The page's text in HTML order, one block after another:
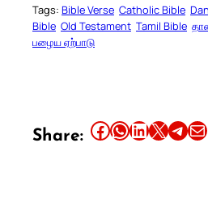
Tags: Bible Verse Catholic Bible
Bible Old Testament Tamil Bible
பழைய ஏற்பாடு
Share: Share this article on Facebook Share this article on WhatsApp Share this article on LinkedIn Share this article on X Share this article on TelegramEmail this Article